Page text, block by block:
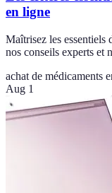
en ligne
Maîtrisez les essentiels
nos conseils experts et
achat de médicaments
Aug 1